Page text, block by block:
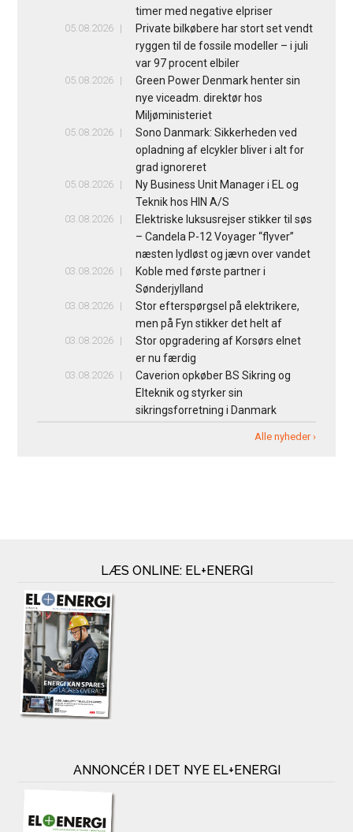
timer med negative elpriser
05.08.2026
Private bilkøbere har stort set vendt
ryggen til de fossile modeller – i juli
var 97 procent elbiler
05.08.2026
Green Power Denmark henter sin
nye viceadm. direktør hos
Miljøministeriet
05.08.2026
Sono Danmark: Sikkerheden ved
opladning af elcykler bliver i alt for
grad ignoreret
05.08.2026
Ny Business Unit Manager i EL og
Teknik hos HIN A/S
03.08.2026
Elektriske luksusrejser stikker til søs
– Candela P-12 Voyager “flyver”
næsten lydløst og jævn over vandet
03.08.2026
Koble med første partner i
Sønderjylland
03.08.2026
Stor efterspørgsel på elektrikere,
men på Fyn stikker det helt af
03.08.2026
Stor opgradering af Korsørs elnet
er nu færdig
03.08.2026
Caverion opkøber BS Sikring og
Elteknik og styrker sin
sikringsforretning i Danmark
Alle nyheder ›
LÆS ONLINE: EL+ENERGI
ANNONCÉR I DET NYE EL+ENERGI